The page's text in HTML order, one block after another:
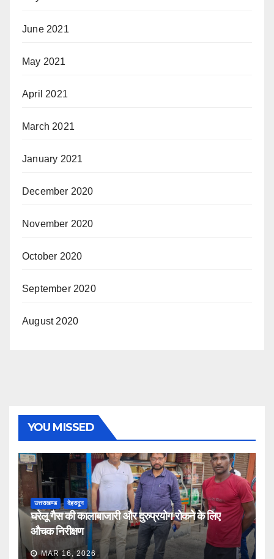
June 2021
May 2021
April 2021
March 2021
January 2021
December 2020
November 2020
October 2020
September 2020
August 2020
YOU MISSED
उत्तराखण्ड देहरादून
घरेलू गैस की कालाबाजारी और दुरुप्रयोग रोकने के लिए
औचक निरीक्षण
MAR 16, 2026